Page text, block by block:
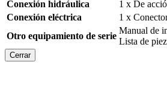
Conexión hidráulica
1 x De
Conexión eléctrica
1 x
Otro equipamiento de serie
Manual de
Lista de
Cerrar